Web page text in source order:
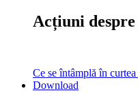
Acțiuni
Ce se întâmplă în
Download